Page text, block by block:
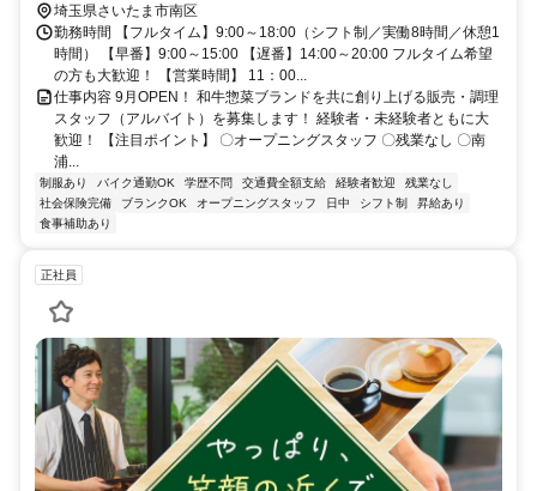
埼玉県さいたま市南区
勤務時間 【フルタイム】9:00～18:00（シフト制／実働8時間／休憩1
時間） 【早番】9:00～15:00 【遅番】14:00～20:00 フルタイム希望
の方も大歓迎！ 【営業時間】 11：00...
仕事内容 9月OPEN！ 和牛惣菜ブランドを共に創り上げる販売・調理
スタッフ（アルバイト）を募集します！ 経験者・未経験者ともに大
歓迎！ 【注目ポイント】 〇オープニングスタッフ 〇残業なし 〇南
浦...
制服あり バイク通勤OK 学歴不問 交通費全額支給 経験者歓迎
残業なし
社会保険完備
ブランクOK オープニングスタッフ 日中 シフト制
昇給あり
食事補助あり
正社員